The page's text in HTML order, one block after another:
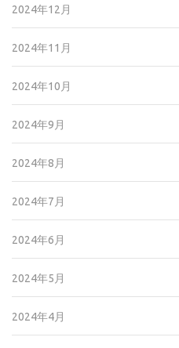
2024年12月
2024年11月
2024年10月
2024年9月
2024年8月
2024年7月
2024年6月
2024年5月
2024年4月